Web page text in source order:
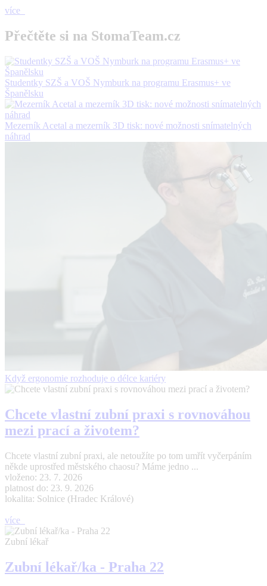
více
Přečtěte si na StomaTeam.cz
Studentky SZŠ a VOŠ Nymburk na programu Erasmus+ ve
Španělsku
Mezerník Acetal a mezerník 3D tisk: nové možnosti snímatelných
náhrad
Když ergonomie rozhoduje o délce kariéry
Chcete vlastní zubní praxi s rovnováhou
mezi prací a životem?
Chcete vlastní zubní praxi, ale netoužíte po tom umřít vyčerpáním
někde uprostřed městského chaosu? Máme jedno ...
vloženo: 23. 7. 2026
platnost do: 23. 9. 2026
lokalita: Solnice (Hradec Králové)
více
Zubní lékař
Zubní lékař/ka - Praha 22